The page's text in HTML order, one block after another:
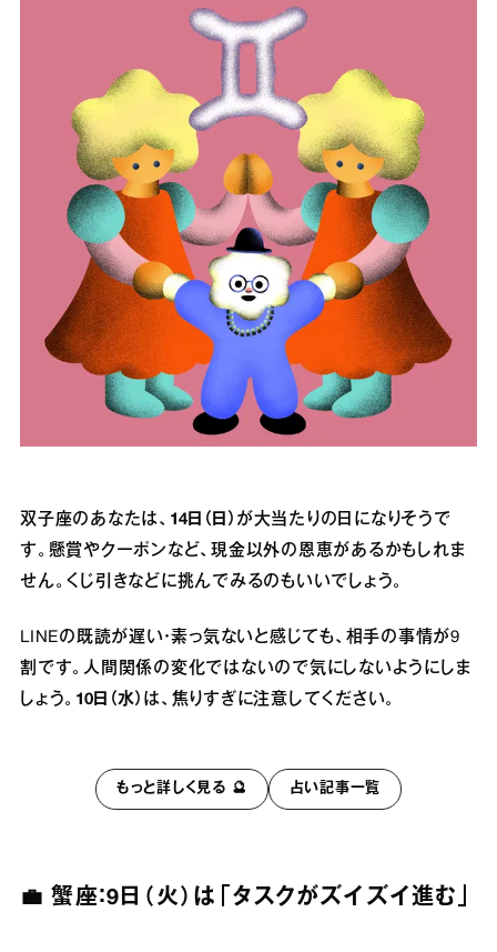
双子座のあなたは、 14日（日） が大当たりの日になりそうで
す。懸賞やクーポンなど、現金以外の恩恵があるかもしれま
せん。くじ引きなどに挑んでみるのもいいでしょう。
LINEの既読が遅い・素っ気ないと感じても、相手の事情が9
割です。人間関係の変化ではないので気にしないようにしま
しょう。 10日（水） は、焦りすぎに注意してください。
もっと詳しく見る 🔮 占い記事一覧
💼 蟹座：9日（火）は「タスクがズイズイ進む」